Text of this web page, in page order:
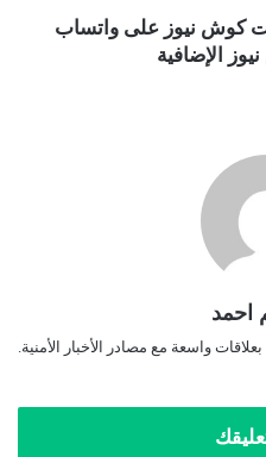
كوش نيوز على واتساب
الإضافية
احمد
واسعة مع مصادر الأخبار الأمنية.